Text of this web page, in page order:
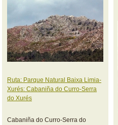
Ruta: Parque Natural Baixa Limia-
Xurés: Cabaniña do Curro-Serra
do Xurés
Cabaniña do Curro-Serra do